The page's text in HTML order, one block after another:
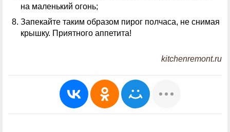
на маленький огонь;
Запекайте таким образом пирог полчаса, не снимая
крышку. Приятного аппетита!
kitchenremont.ru